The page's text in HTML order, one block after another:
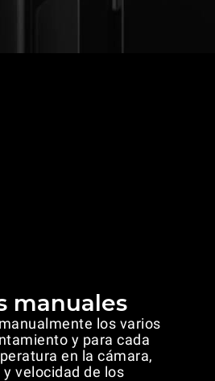
manuales
los varios
y para cada
en la cámara,
velocidad de los